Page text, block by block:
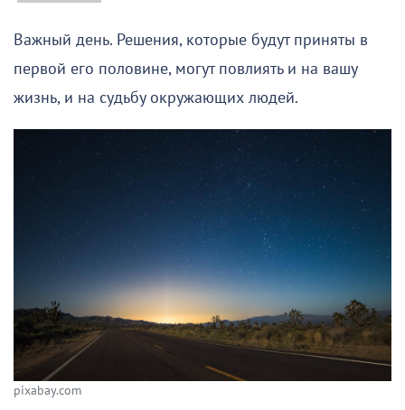
Важный день. Решения, которые будут приняты в
первой его половине, могут повлиять и на вашу
жизнь, и на судьбу окружающих людей.
pixabay.com